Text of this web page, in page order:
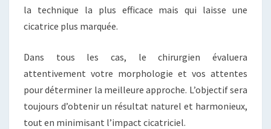
la technique la plus efficace mais qui laisse une
cicatrice plus marquée.
Dans tous les cas, le chirurgien évaluera
attentivement votre morphologie et vos attentes
pour déterminer la meilleure approche. L’objectif sera
toujours d’obtenir un résultat naturel et harmonieux,
tout en minimisant l’impact cicatriciel.